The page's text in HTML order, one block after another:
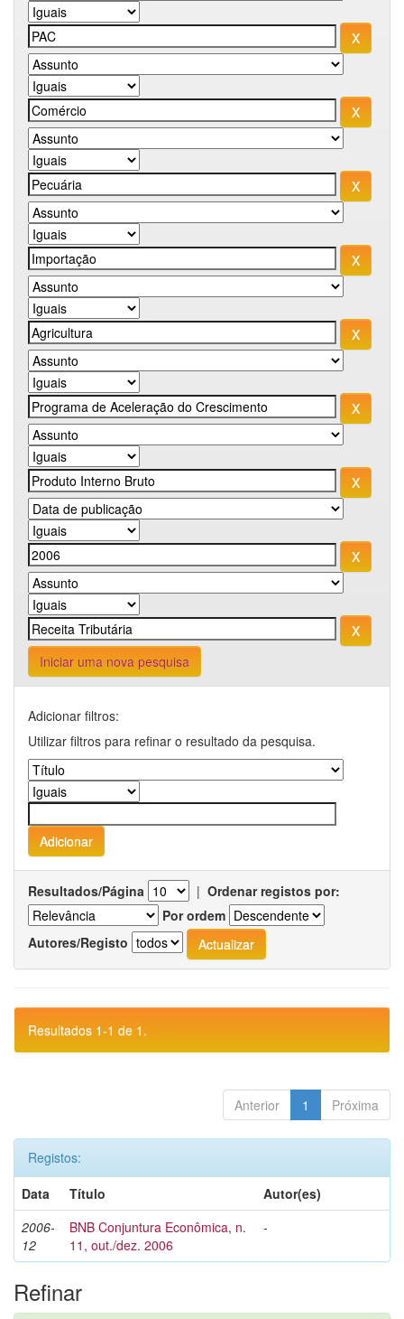
Iniciar uma nova pesquisa
Adicionar filtros:
Utilizar filtros para refinar o resultado da pesquisa.
Resultados/Página | Ordenar registos por:
Por ordem
Autores/Registo
Resultados 1-1 de 1.
Anterior 1 Próxima
Registos:
Data
Título
Autor(es)
2006-
12
BNB Conjuntura Econômica, n.
11, out./dez. 2006
-
Refinar